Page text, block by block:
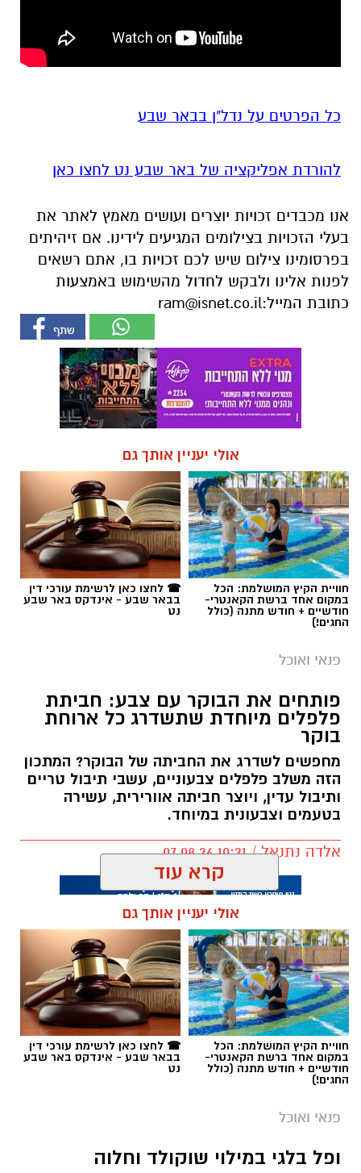
כל הפרטים על נדל"ן בבאר שבע
להורדת אפליקציה של באר שבע נט לחצו כאן
אנו מכבדים זכויות יוצרים ועושים מאמץ לאתר את
בעלי הזכויות בצילומים המגיעים לידינו. אם זיהיתים
בפרסומינו צילום שיש לכם זכויות בו, אתם רשאים
לפנות אלינו ולבקש לחדול מהשימוש באמצעות
כתובת המייל:ram@isnet.co.il
אולי יעניין אותך גם
חוויית הקיץ המושלמת: הכל
במקום אחד ברשת הקאנטרי-
חודשיים + חודש מתנה (כולל
החגים!)
☎ לחצו כאן לרשימת עורכי דין
בבאר שבע - אינדקס באר שבע
נט
פנאי ואוכל
פותחים את הבוקר עם צבע: חביתת
פלפלים מיוחדת שתשדרג כל ארוחת
בוקר
מחפשים לשדרג את החביתה של הבוקר? המתכון
הזה משלב פלפלים צבעוניים, עשבי תיבול טריים
ותיבול עדין, ויוצר חביתה אוורירית, עשירה
בטעמים וצבעונית במיוחד.
אלדה נתנאל / 10:21 07.08.26
תגים:חביתת ירק
קרא עוד
אולי יעניין אותך גם
חוויית הקיץ המושלמת: הכל
במקום אחד ברשת הקאנטרי-
חודשיים + חודש מתנה (כולל
החגים!)
☎ לחצו כאן לרשימת עורכי דין
בבאר שבע - אינדקס באר שבע
נט
פנאי ואוכל
ופל בלגי במילוי שוקולד וחלוה